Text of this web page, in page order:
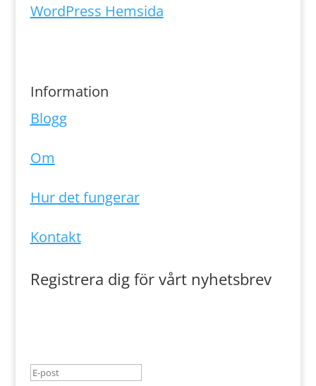
WordPress Hemsida
Information
Blogg
Om
Hur det fungerar
Kontakt
Registrera dig för vårt nyhetsbrev